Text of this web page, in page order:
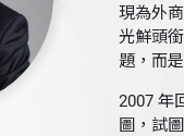
現為外
光鮮頭
題，而
2007 年
圖，試